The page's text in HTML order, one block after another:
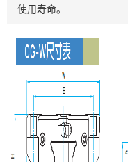
使用寿命。